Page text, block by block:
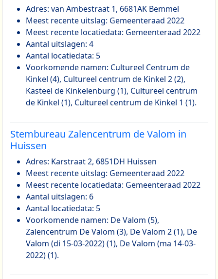
Adres: van Ambestraat 1, 6681AK Bemmel
Meest recente uitslag: Gemeenteraad 2022
Meest recente locatiedata: Gemeenteraad 2022
Aantal uitslagen: 4
Aantal locatiedata: 5
Voorkomende namen: Cultureel Centrum de
Kinkel (4), Cultureel centrum de Kinkel 2 (2),
Kasteel de Kinkelenburg (1), Cultureel centrum
de Kinkel (1), Cultureel centrum de Kinkel 1 (1).
Stembureau Zalencentrum de Valom in
Huissen
Adres: Karstraat 2, 6851DH Huissen
Meest recente uitslag: Gemeenteraad 2022
Meest recente locatiedata: Gemeenteraad 2022
Aantal uitslagen: 6
Aantal locatiedata: 5
Voorkomende namen: De Valom (5),
Zalencentrum De Valom (3), De Valom 2 (1), De
Valom (di 15-03-2022) (1), De Valom (ma 14-03-
2022) (1).